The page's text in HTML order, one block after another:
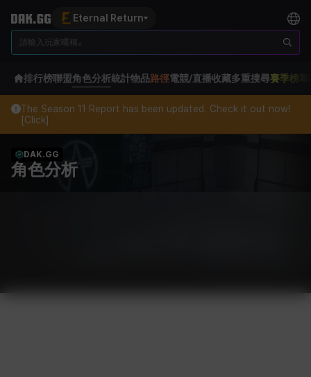
Eternal Return
排行榜聯盟角色分析統計物品路徑電競/直播收藏多重搜尋賽季榜單
The Season 11 Report has been updated. Check it out now!
[Click]
DAK.GG
角色分析